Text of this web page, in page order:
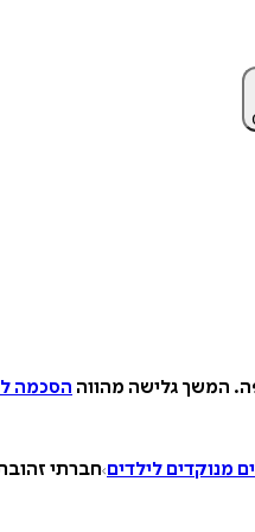
המשך גלישה מהווה הסכמה
מנוקדים לילדים חברתי